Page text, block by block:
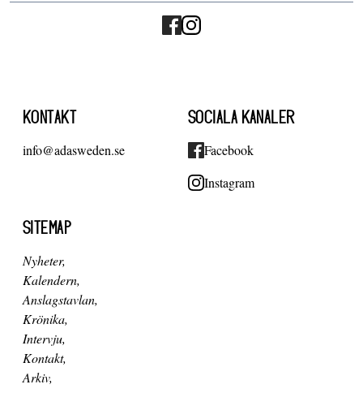
KONTAKT
info@adasweden.se
SOCIALA KANALER
Facebook
Instagram
SITEMAP
Nyheter
Kalendern
Anslagstavlan
Krönika
Intervju
Kontakt
Arkiv